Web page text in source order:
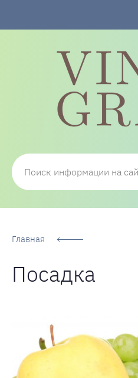
Сорта Винограда:
технологии посадки и ухода
Главная
Посадка